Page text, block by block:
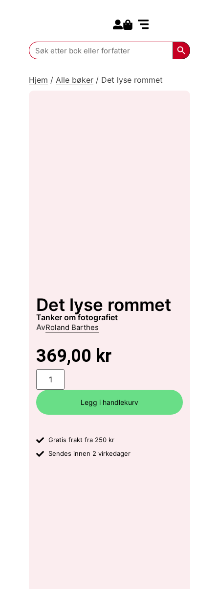
Search
for:
Search
Hjem / Alle bøker / Det lyse rommet
Det lyse rommet
tanker om fotografiet
AvRoland Barthes
369,00 kr
Legg i handlekurv
Gratis frakt fra 250 kr
Sendes innen 2 virkedager